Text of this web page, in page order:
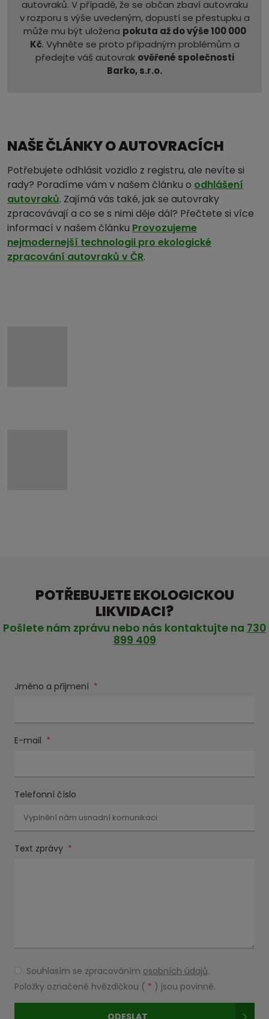
autovraků. V případě, že se občan zbaví autovraku
v rozporu s výše uvedeným, dopustí se přestupku a
může mu být uložena pokuta až do výše 100 000
Kč. Vyhněte se proto případným problémům a
předejte váš autovrak ověřené společnosti
Barko, s.r.o.
NAŠE ČLÁNKY O AUTOVRACÍCH
Potřebujete odhlásit vozidlo z registru, ale nevíte si
rady? Poradíme vám v našem článku o odhlášení
autovraků. Zajímá vás také, jak se autovraky
zpracovávají a co se s nimi děje dál? Přečtete si více
informací v našem článku Provozujeme
nejmodernejší technologii pro ekologické
zpracování autovraků v ČR.
POTŘEBUJETE EKOLOGICKOU
LIKVIDACI?
Pošlete nám zprávu nebo nás kontaktujte na 730
899 409
Jméno a příjmení *
E-mail *
Telefonní číslo
Text zprávy *
Souhlasím
se
zpracováním
osobních
Souhlasím se zpracováním osobních údajů.
Položky označené hvězdičkou ( * ) jsou povinné.